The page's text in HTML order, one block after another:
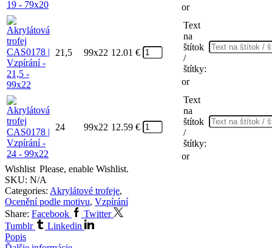
or
21,5 99x22 12.01 €
Text
na
štítok
/
štítky:
or
24 99x22 12.59 €
Text
na
štítok
/
štítky:
or
Wishlist Please, enable Wishlist.
SKU: N/A
Categories: Akrylátové trofeje,
Ocenění podle motivu, Vzpírání
Share: Facebook
Twitter
Tumblr
Linkedin
Popis